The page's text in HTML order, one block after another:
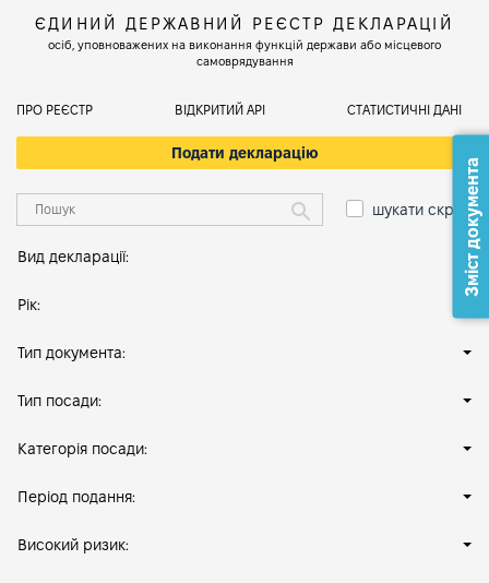
ЄДИНИЙ ДЕРЖАВНИЙ РЕЄСТР ДЕКЛАРАЦІЙ
осіб, уповноважених на виконання функцій держави або місцевого
самоврядування
ПРО РЕЄСТР ВІДКРИТИЙ АРІ СТАТИСТИЧНІ ДАНІ
Подати декларацію
шукати скрізь
Вид декларації:
Рік:
Тип документа:
Тип посади:
Категорія посади:
Період подання:
Високий ризик:
Зміст документа